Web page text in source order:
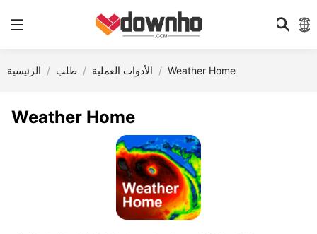
الرئيسية طلب الأدوات العملية Weather Home
Weather Home